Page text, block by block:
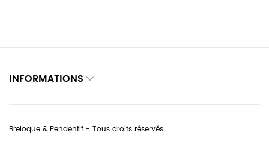
INFORMATIONS
Breloque & Pendentif - Tous droits réservés.